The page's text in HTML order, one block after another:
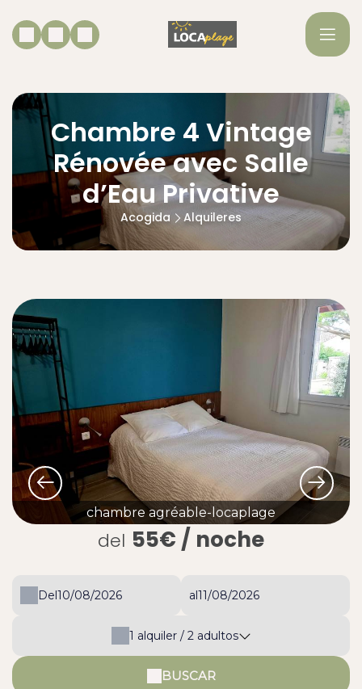
Chambre 4 Vintage
Rénovée avec Salle
d’Eau Privative
Acogida Alquileres
chambre agréable-locaplage
del 55€ / noche
Del al
1 alquiler / 2 adultos
BUSCAR